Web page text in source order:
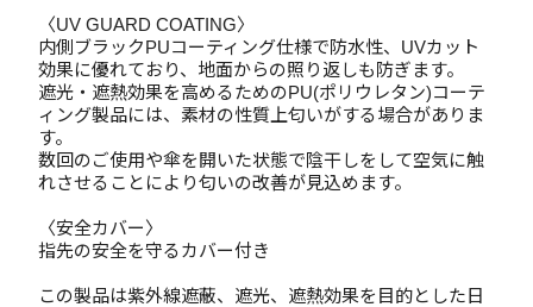
〈UV GUARD COATING〉
内側ブラックPUコーティング仕様で防水性、UVカット
効果に優れており、地面からの照り返しも防ぎます。
遮光・遮熱効果を高めるためのPU(ポリウレタン)コーテ
ィング製品には、素材の性質上匂いがする場合がありま
す。
数回のご使用や傘を開いた状態で陰干しをして空気に触
れさせることにより匂いの改善が見込めます。
〈安全カバー〉
指先の安全を守るカバー付き
この製品は紫外線遮蔽、遮光、遮熱効果を目的とした日